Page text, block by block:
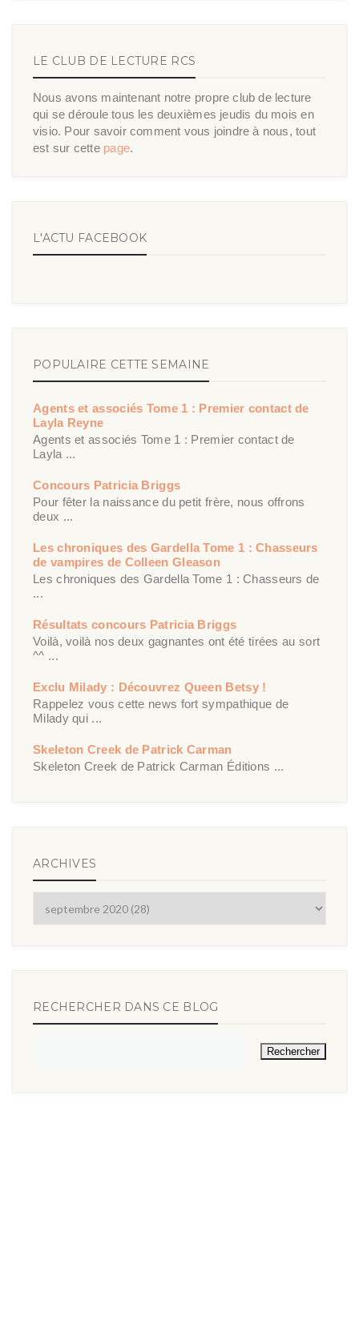
LE CLUB DE LECTURE RCS
Nous avons maintenant notre propre club de lecture
qui se déroule tous les deuxièmes jeudis du mois en
visio. Pour savoir comment vous joindre à nous, tout
est sur cette page.
L'ACTU FACEBOOK
POPULAIRE CETTE SEMAINE
Agents et associés Tome 1 : Premier contact de
Layla Reyne
Agents et associés Tome 1 : Premier contact de
Layla ...
Concours Patricia Briggs
Pour fêter la naissance du petit frère, nous offrons
deux ...
Les chroniques des Gardella Tome 1 : Chasseurs
de vampires de Colleen Gleason
Les chroniques des Gardella Tome 1 : Chasseurs de
...
Résultats concours Patricia Briggs
Voilà, voilà nos deux gagnantes ont été tirées au sort
^^ ...
Exclu Milady : Découvrez Queen Betsy !
Rappelez vous cette news fort sympathique de
Milady qui ...
Skeleton Creek de Patrick Carman
Skeleton Creek de Patrick Carman Éditions ...
ARCHIVES
RECHERCHER DANS CE BLOG